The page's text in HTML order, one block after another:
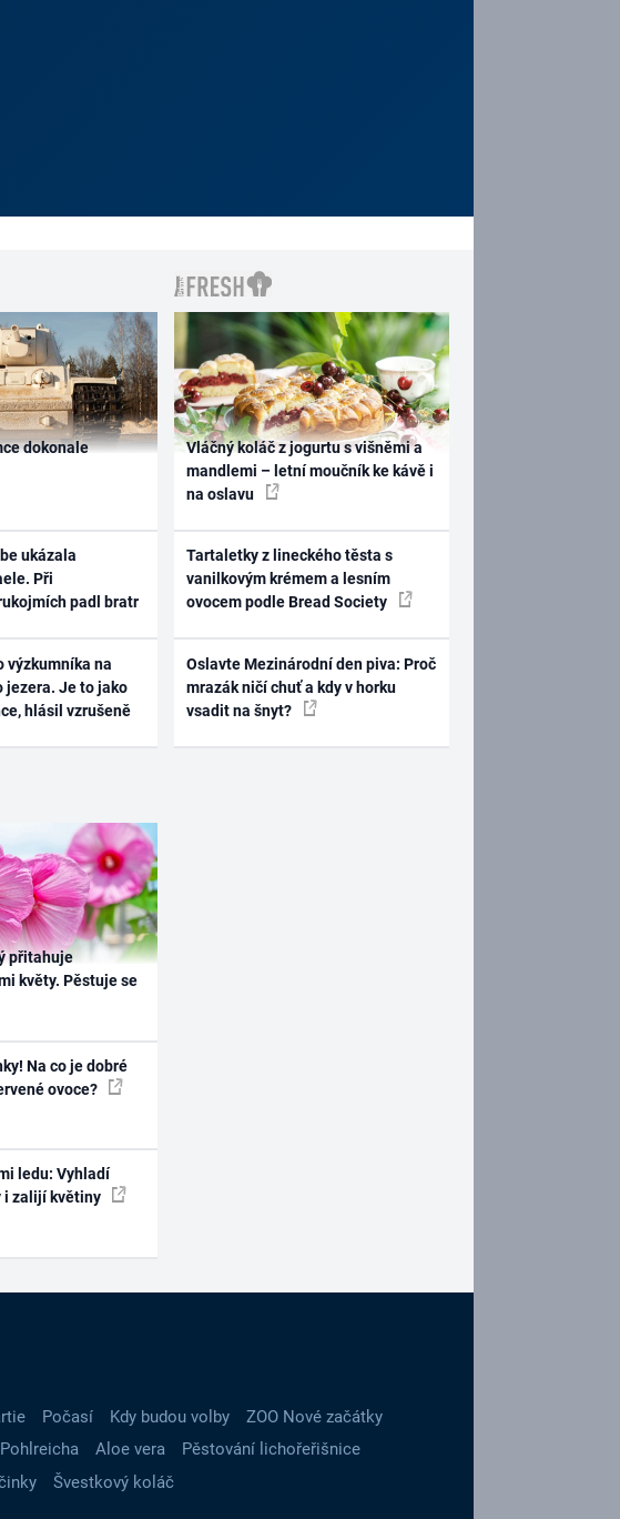
dokonale
ukázala
Při
padl bratr
výzkumníka na
jezera. Je to jako
hlásil vzrušeně
Vláčný koláč z jogurtu s višněmi a
mandlemi – letní moučník ke kávě i
na oslavu
Tartaletky z lineckého těsta s
vanilkovým krémem a lesním
ovocem podle Bread Society
Oslavte Mezinárodní den piva: Proč
mrazák ničí chuť a kdy v horku
vsadit na šnyt?
přitahuje
květy. Pěstuje se
Na co je dobré
ovoce?
ledu: Vyhladí
i zalijí květiny
Počasí Kdy budou volby
ZOO Nové začátky
Aloe vera
Pěstování lichořeřišnice
Švestkový koláč